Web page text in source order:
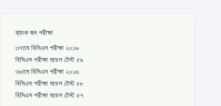
ব্যাংক জব পরীক্ষা
৩৭তম বিসিএস পরীক্ষা ২০১৬
বিসিএস পরীক্ষা মডেল টেস্ট ৫৯
৩৬তম বিসিএস পরীক্ষা ২০১৬
বিসিএস পরীক্ষা মডেল টেস্ট ৫৮
বিসিএস পরীক্ষা মডেল টেস্ট ৫৭